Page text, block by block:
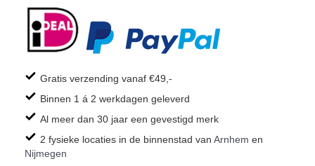
Gratis verzending vanaf €49,-
Binnen 1 á 2 werkdagen geleverd
Al meer dan 30 jaar een gevestigd merk
2 fysieke locaties in de binnenstad van Arnhem en
Nijmegen